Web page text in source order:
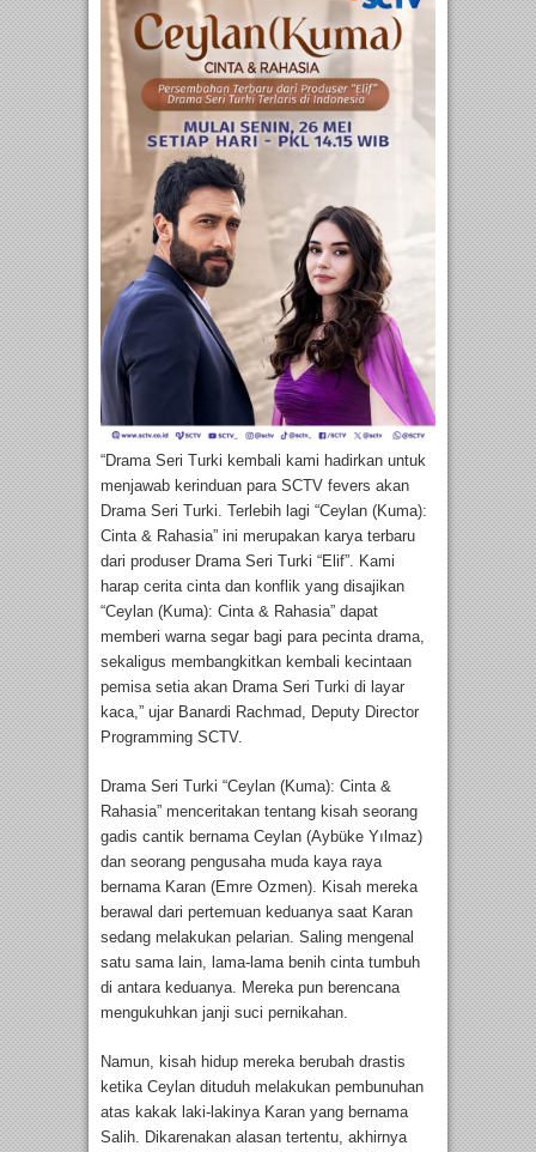
“Drama Seri Turki kembali kami hadirkan untuk
menjawab kerinduan para SCTV fevers akan
Drama Seri Turki. Terlebih lagi “Ceylan (Kuma):
Cinta & Rahasia” ini merupakan karya terbaru
dari produser Drama Seri Turki “Elif”. Kami
harap cerita cinta dan konflik yang disajikan
“Ceylan (Kuma): Cinta & Rahasia” dapat
memberi warna segar bagi para pecinta drama,
sekaligus membangkitkan kembali kecintaan
pemisa setia akan Drama Seri Turki di layar
kaca,” ujar Banardi Rachmad, Deputy Director
Programming SCTV.
Drama Seri Turki “Ceylan (Kuma): Cinta &
Rahasia” menceritakan tentang kisah seorang
gadis cantik bernama Ceylan (Aybüke Yılmaz)
dan seorang pengusaha muda kaya raya
bernama Karan (Emre Ozmen). Kisah mereka
berawal dari pertemuan keduanya saat Karan
sedang melakukan pelarian. Saling mengenal
satu sama lain, lama-lama benih cinta tumbuh
di antara keduanya. Mereka pun berencana
mengukuhkan janji suci pernikahan.
Namun, kisah hidup mereka berubah drastis
ketika Ceylan dituduh melakukan pembunuhan
atas kakak laki-lakinya Karan yang bernama
Salih. Dikarenakan alasan tertentu, akhirnya